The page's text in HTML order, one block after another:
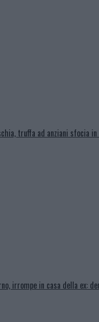
truffa ad anziani sfocia
irrompe in casa della ex: